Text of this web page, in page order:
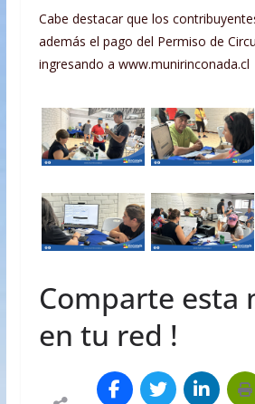
Cabe destacar que los
además el pago del Permiso de
ingresando a www.munirinconada.cl
Comparte esta
en tu red !